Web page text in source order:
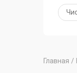
Главная /